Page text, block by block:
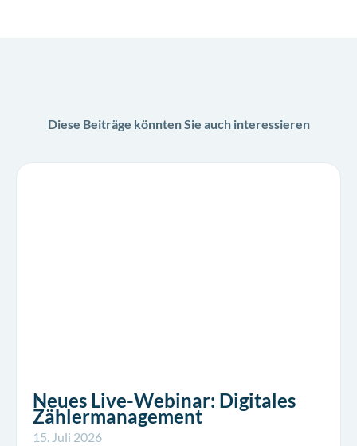
Diese Beiträge könnten Sie auch interessieren
Neues Live-Webinar: Digitales
Zählermanagement
15. Juli 2026